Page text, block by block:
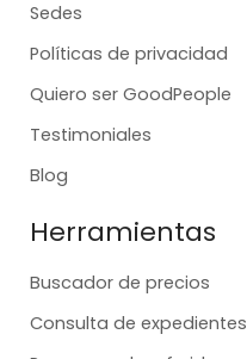
Sedes
Políticas de privacidad
Quiero ser GoodPeople
Testimoniales
Blog
Herramientas
Buscador de precios
Consulta de expedientes